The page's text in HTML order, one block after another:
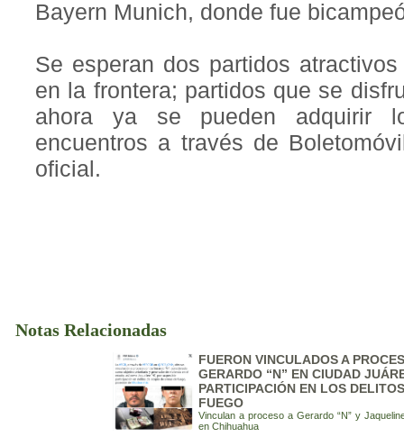
Bayern Munich, donde fue
Se esperan dos partidos
en la frontera; partidos que se
ahora ya se pueden adquirir
encuentros a través de
oficial.
Notas Relacionadas
FUERON VINCULADOS A
GERARDO “N” EN CIUDAD
PARTICIPACIÓN EN LOS
FUEGO
Vinculan a proceso a Gerardo “N” y
en Chihuahua